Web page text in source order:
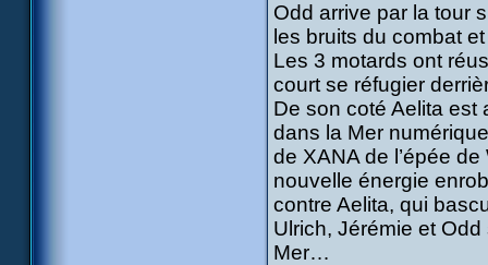
Odd arrive par la tour
les bruits du combat
Les 3 motards ont
court se réfugier
De son coté Aelita est
dans la Mer
de XANA de l’épée
nouvelle énergie
contre Aelita, qui
Ulrich, Jérémie et
Mer…